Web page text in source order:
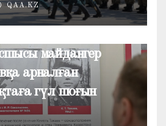
QAA.KZ
майдангер
арналған
гүл шоғын